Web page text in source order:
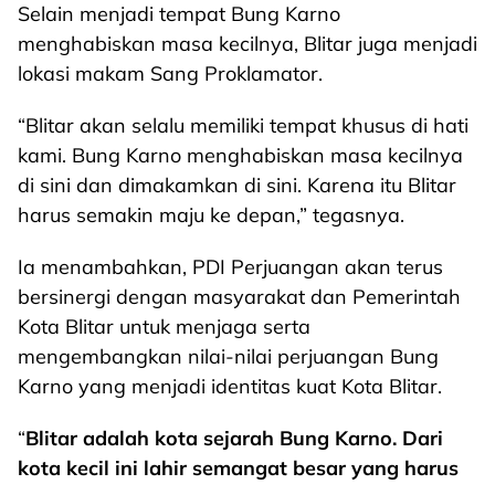
Selain menjadi tempat Bung Karno
menghabiskan masa kecilnya, Blitar juga menjadi
lokasi makam Sang Proklamator.
“Blitar akan selalu memiliki tempat khusus di hati
kami. Bung Karno menghabiskan masa kecilnya
di sini dan dimakamkan di sini. Karena itu Blitar
harus semakin maju ke depan,” tegasnya.
Ia menambahkan, PDI Perjuangan akan terus
bersinergi dengan masyarakat dan Pemerintah
Kota Blitar untuk menjaga serta
mengembangkan nilai-nilai perjuangan Bung
Karno yang menjadi identitas kuat Kota Blitar.
“Blitar adalah kota sejarah Bung Karno. Dari
kota kecil ini lahir semangat besar yang harus